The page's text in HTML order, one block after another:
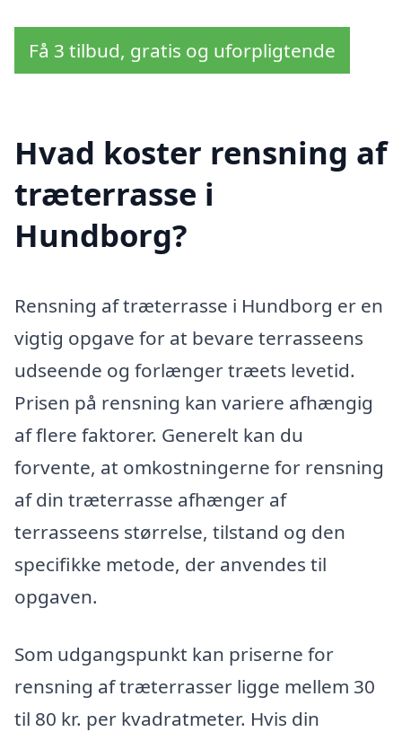
Få 3 tilbud, gratis og uforpligtende
Hvad koster rensning af
træterrasse i
Hundborg?
Rensning af træterrasse i Hundborg er en
vigtig opgave for at bevare terrasseens
udseende og forlænger træets levetid.
Prisen på rensning kan variere afhængig
af flere faktorer. Generelt kan du
forvente, at omkostningerne for rensning
af din træterrasse afhænger af
terrasseens størrelse, tilstand og den
specifikke metode, der anvendes til
opgaven.
Som udgangspunkt kan priserne for
rensning af træterrasser ligge mellem 30
til 80 kr. per kvadratmeter. Hvis din